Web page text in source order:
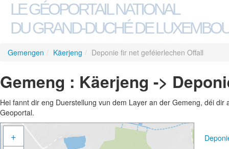
LE GÉOPORTAIL NATIONAL
DU GRAND-DUCHÉ DE
Gemengen / Käerjeng / Deponie fir net geféierlechen Offall
Gemeng : Käerjeng ->
Hei fannt dir eng Duerstellung vun dem Layer an der Gemeng, déi
Geoportal.
+